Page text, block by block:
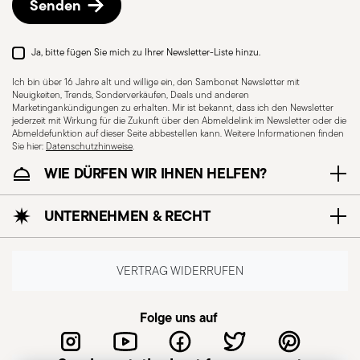
Spülmaschinenfest
verwendet und gehandhabt werden, um die
gewährleisten. Jedes Teil ist für einen
bestimmten Zweck ausgelegt und darf nicht
zweckentfremdet werden. Überprüfen Sie stets,
Vorgehensweise.
Senden
Ja, bitte fügen Sie mich zu Ihrer Newsletter-Liste hinzu.
Ich bin über 16 Jahre alt und willige ein, den Sambonet Newsletter mit
Neuigkeiten, Trends, Sonderverkäufen, Deals und anderen
Marketingankündigungen zu erhalten. Mir ist bekannt, dass ich den Newsletter
jederzeit mit Wirkung für die Zukunft über den Abmeldelink im Newsletter oder die
Abmeldefunktion auf dieser Seite abbestellen kann. Weitere Informationen finden
Sie hier: Datenschutzhinweise.
WIE DÜRFEN WIR IHNEN HELFEN?
UNTERNEHMEN & RECHT
VERTRAG WIDERRUFEN
Folge uns auf